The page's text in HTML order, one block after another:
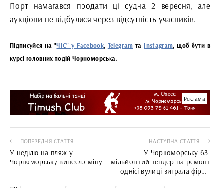
Порт намагався продати ці судна 2 вересня, але
аукціони не відбулися через відсутність учасників.
Підписуйся на "ЧІС" у Facebook, Telegram та Instagram, щоб бути в
курсі головних подій Чорноморська.
Реклама
ПОПЕРЕДНЯ СТАТТЯ
У неділю на пляж у
Чорноморську винесло міну
НАСТУПНА СТАТТЯ
У Чорноморську 63-
мільйонний тендер на ремонт
однієї вулиці виграла фірма